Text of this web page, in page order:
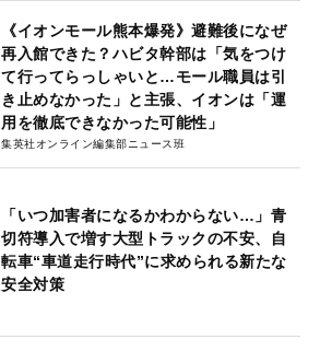
《イオンモール熊本爆発》避難後になぜ
再入館できた？ハビタ幹部は「気をつけ
て行ってらっしゃいと…モール職員は引
き止めなかった」と主張、イオンは「運
用を徹底できなかった可能性」
集英社オンライン編集部ニュース班
「いつ加害者になるかわからない…」青
切符導入で増す大型トラックの不安、自
転車“車道走行時代”に求められる新たな
安全対策